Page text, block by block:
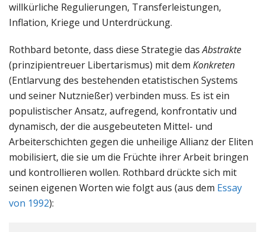
willkürliche Regulierungen, Transferleistungen,
Inflation, Kriege und Unterdrückung.
Rothbard betonte, dass diese Strategie dasAbstrakte
(prinzipientreuer Libertarismus) mit dem Konkreten
(Entlarvung des bestehenden etatistischen Systems
und seiner Nutznießer) verbinden muss. Es ist ein
populistischer Ansatz, aufregend, konfrontativ und
dynamisch, der die ausgebeuteten Mittel- und
Arbeiterschichten gegen die unheilige Allianz der Eliten
mobilisiert, die sie um die Früchte ihrer Arbeit bringen
und kontrollieren wollen. Rothbard drückte sich mit
seinen eigenen Worten wie folgt aus (aus dem Essay
von 1992):